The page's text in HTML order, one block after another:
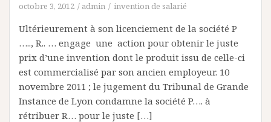
octobre 3, 2012 admin invention de salarié
Ultérieurement à son licenciement de la société P
….., R.. … engage une action pour obtenir le juste
prix d’une invention dont le produit issu de celle-ci
est commercialisé par son ancien employeur. 10
novembre 2011 ; le jugement du Tribunal de Grande
Instance de Lyon condamne la société P…. à
rétribuer R… pour le juste […]